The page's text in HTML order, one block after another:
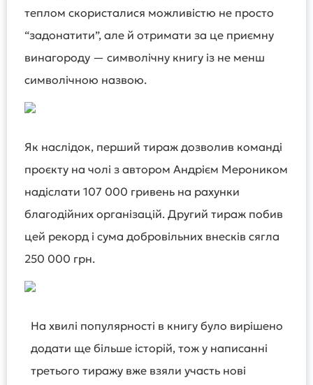
теплом скористалися можливістю не просто
“задонатити”, але й отримати за це приємну
винагороду — символічну книгу із не менш
символічною назвою.
Як наслідок, перший тираж дозволив команді
проєкту на чолі з автором Андрієм Мероником
надіслати 107 000 гривень на рахунки
благодійних організацій. Другий тираж побив
цей рекорд і сума добровільних внесків сягла
250 000 грн.
На хвилі популярності в книгу було вирішено
додати ще більше історій, тож у написанні
третього тиражу вже взяли участь нові